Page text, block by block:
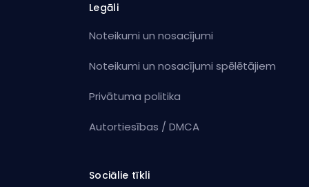
Legāli
Noteikumi un nosacījumi
Noteikumi un nosacījumi spēlētājiem
Privātuma politika
Autortiesības / DMCA
Sociālie tīkli